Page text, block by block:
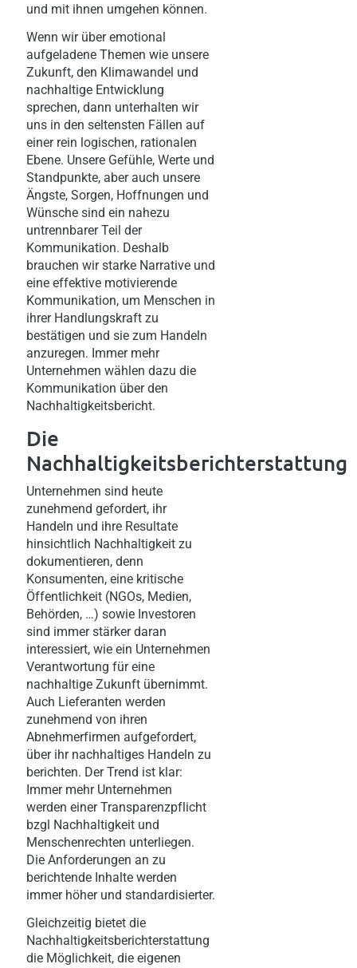
und mit ihnen umgehen können.
Wenn wir über emotional
aufgeladene Themen wie unsere
Zukunft, den Klimawandel und
nachhaltige Entwicklung
sprechen, dann unterhalten wir
uns in den seltensten Fällen auf
einer rein logischen, rationalen
Ebene. Unsere Gefühle, Werte und
Standpunkte, aber auch unsere
Ängste, Sorgen, Hoffnungen und
Wünsche sind ein nahezu
untrennbarer Teil der
Kommunikation. Deshalb
brauchen wir starke Narrative und
eine effektive motivierende
Kommunikation, um Menschen in
ihrer Handlungskraft zu
bestätigen und sie zum Handeln
anzuregen. Immer mehr
Unternehmen wählen dazu die
Kommunikation über den
Nachhaltigkeitsbericht.
Die
Nachhaltigkeitsberichterstattung
Unternehmen sind heute
zunehmend gefordert, ihr
Handeln und ihre Resultate
hinsichtlich Nachhaltigkeit zu
dokumentieren, denn
Konsumenten, eine kritische
Öffentlichkeit (NGOs, Medien,
Behörden, …) sowie Investoren
sind immer stärker daran
interessiert, wie ein Unternehmen
Verantwortung für eine
nachhaltige Zukunft übernimmt.
Auch Lieferanten werden
zunehmend von ihren
Abnehmerfirmen aufgefordert,
über ihr nachhaltiges Handeln zu
berichten. Der Trend ist klar:
Immer mehr Unternehmen
werden einer Transparenzpflicht
bzgl Nachhaltigkeit und
Menschenrechten unterliegen.
Die Anforderungen an zu
berichtende Inhalte werden
immer höher und standardisierter.
Gleichzeitig bietet die
Nachhaltigkeitsberichterstattung
die Möglichkeit, die eigenen